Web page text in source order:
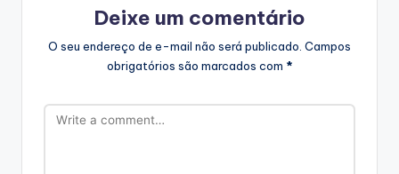
Deixe um comentário
O seu endereço de e-mail não será publicado. Campos
obrigatórios são marcados com *